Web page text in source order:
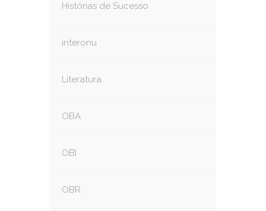
Histórias de Sucesso
interonu
Literatura
OBA
OBI
OBR